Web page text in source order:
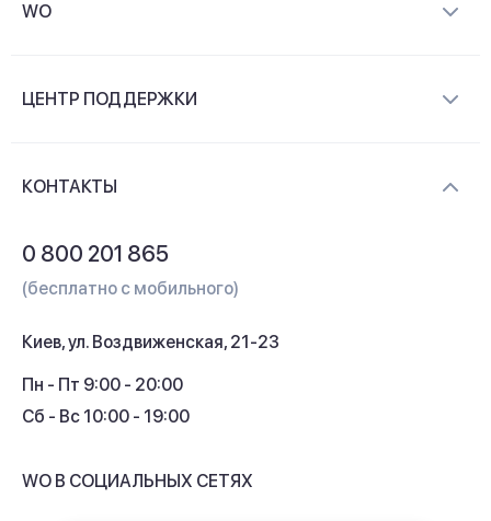
WO
Контакты
ЦЕНТР ПОДДЕРЖКИ
Кэшбек
КОНТАКТЫ
0 800 201 865
(бесплатно с мобильного)
Киев, ул. Воздвиженская, 21-23
Пн - Пт 9:00 - 20:00
Сб - Вс 10:00 - 19:00
WO В СОЦИАЛЬНЫХ СЕТЯХ